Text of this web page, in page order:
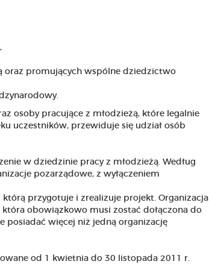
oraz promujących wspólne dziedzictwo
osoby pracujące z młodzieżą, które legalnie
uczestników, przewiduje się udział osób
w dziedzinie pracy z młodzieżą. Według
pozarządowe, z wyłączeniem
przygotuje i zrealizuje projekt. Organizacja
która obowiązkowo musi zostać dołączona do
posiadać więcej niż jedną organizację
od 1 kwietnia do 30 listopada 2011 r.